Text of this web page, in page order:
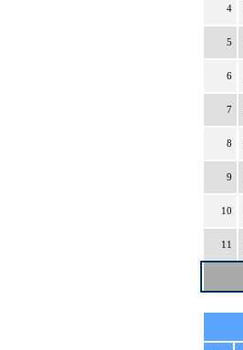
4
5
6
7
8
9
10
11